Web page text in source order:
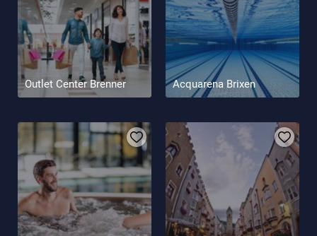
Outlet Center Brenner Acquarena Brixen